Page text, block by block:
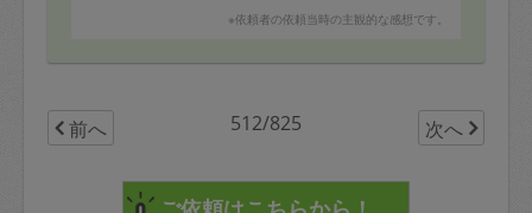
※依頼者の依頼当時の主観的な感想です。
前へ 512/825 次へ